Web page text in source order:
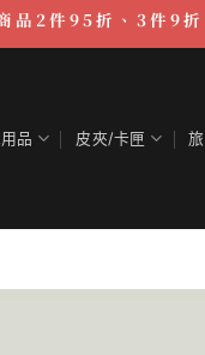
品2件95折、3件9
品 皮夾/卡匣